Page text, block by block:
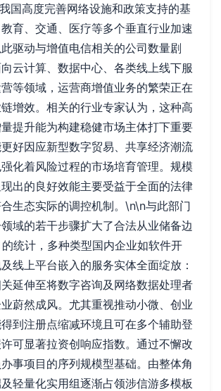
国高度完善网络设施和政策支持的基
育、交通、医疗等多个垂直行业加速
驱动与增值电信相关的公司数量剧
云计算、数据中心、各类线上线下服
等领域，运营商增值业务的繁荣正在
增效。相关的行业专家认为，这种高
提升能为构建稳健市场主体打下重要
好因应新型数字贸易、共享经济潮流
化着风险过程的市场培育管理。规模
出的良好效能主要受益于全面的法律
生态实际的调控机制。\n\n与此部门
域的若干步骤扩大了合法从业储备边
统计，多种类型国内企业如软件开
线上平台嵌入的服务实体全面绽放：
延伸至将数字咨询及网络数据处理者
蔚然成风。尤其重视推动小微、创业
到注册点缩减环境且可在多个辅助登
可显著拉资创响应指数。通过不懈改
事项目的序列规模型基础。由整体角
轻量化实用组逐渐占领涉信游多模板